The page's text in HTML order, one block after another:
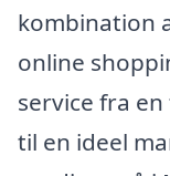
kombination
online
service fra
til en ideel